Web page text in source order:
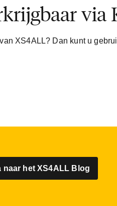
via
XS4ALL? Dan kunt u
naar het XS4ALL Blog